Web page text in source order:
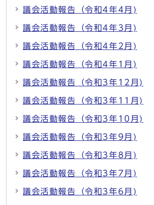
議会活動報告（令和4年4月)
議会活動報告（令和4年3月)
議会活動報告（令和4年2月)
議会活動報告（令和4年1月)
議会活動報告（令和3年12月)
議会活動報告（令和3年11月)
議会活動報告（令和3年10月)
議会活動報告（令和3年9月)
議会活動報告（令和3年8月)
議会活動報告（令和3年7月)
議会活動報告（令和3年6月)